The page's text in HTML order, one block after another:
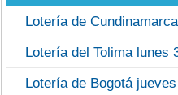
Lotería de
Lotería del Tolima lunes
Lotería de Bogotá